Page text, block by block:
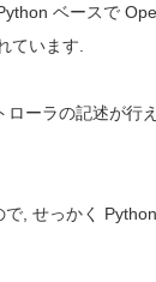
ベースで
ています.
ーラの記述が行
, せっかく